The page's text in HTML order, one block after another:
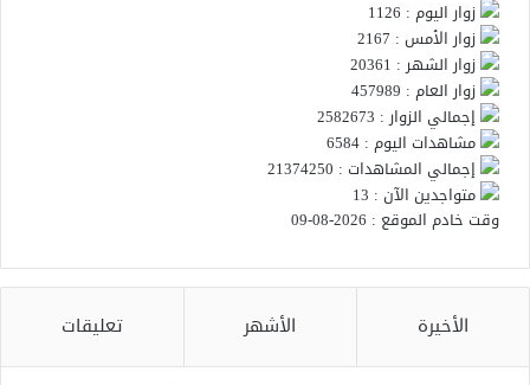
زوار اليوم : 1126
زوار الأمس : 2167
زوار الشهر : 20361
زوار العام : 457989
إجمالي الزوار : 2582673
مشاهدات اليوم : 6584
إجمالي المشاهدات : 21374250
متواجدين الآن : 13
وقت خادم الموقع : 2026-08-09
الأخيرة الأشهر تعليقات